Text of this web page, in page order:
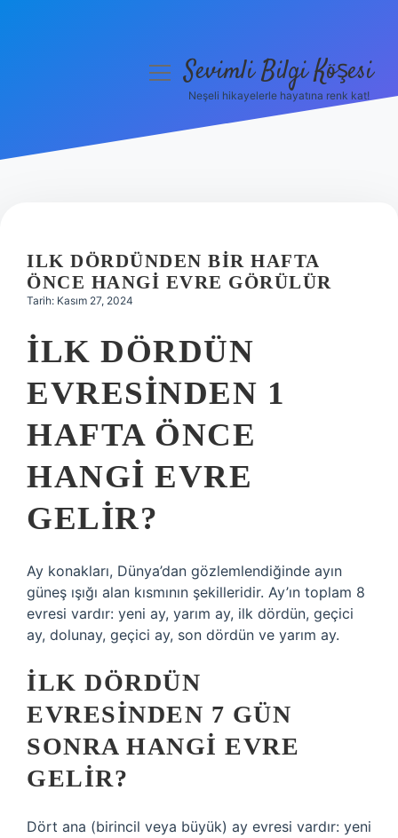
Hakkımızda
menüyüSevimli Bilgi Köşesi
Neşeli hikayelerle hayatına renk kat!
ILK DÖRDÜNDEN BIR HAFTA
ÖNCE HANGI EVRE GÖRÜLÜR
Tarih: Kasım 27, 2024
İLK DÖRDÜN
EVRESINDEN 1
HAFTA ÖNCE
HANGI EVRE
GELIR?
Ay konakları, Dünya’dan gözlemlendiğinde ayın
güneş ışığı alan kısmının şekilleridir. Ay’ın toplam 8
evresi vardır: yeni ay, yarım ay, ilk dördün, geçici
ay, dolunay, geçici ay, son dördün ve yarım ay.
İLK DÖRDÜN
EVRESINDEN 7 GÜN
SONRA HANGI EVRE
GELIR?
Dört ana (birincil veya büyük) ay evresi vardır: yeni